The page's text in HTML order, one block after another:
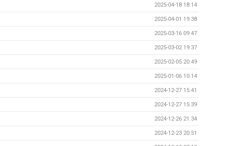
2025-04-18 18:14
2025-04-01 19:38
2025-03-16 09:47
2025-03-02 19:37
2025-02-05 20:49
2025-01-06 10:14
2024-12-27 15:41
2024-12-27 15:39
2024-12-26 21:34
2024-12-23 20:51